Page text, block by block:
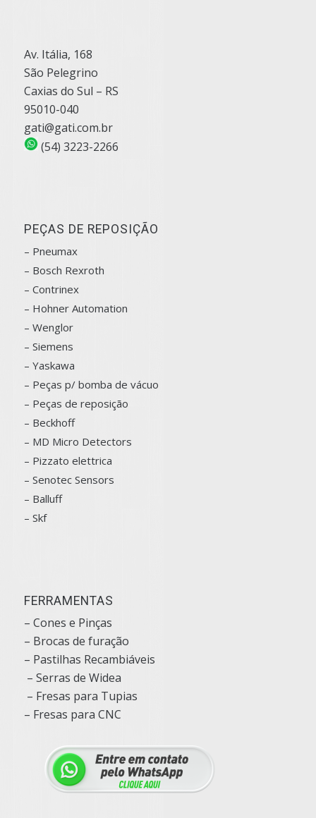
Av. Itália, 168
São Pelegrino
Caxias do Sul – RS
95010-040
gati@gati.com.br
(54) 3223-2266
PEÇAS DE REPOSIÇÃO
– Pneumax
– Bosch Rexroth
– Contrinex
– Hohner Automation
– Wenglor
– Siemens
– Yaskawa
– Peças p/ bomba de vácuo
– Peças de reposição
– Beckhoff
– MD Micro Detectors
– Pizzato elettrica
– Senotec Sensors
– Balluff
– Skf
FERRAMENTAS
– Cones e Pinças
– Brocas de furação
– Pastilhas Recambiáveis
– Serras de Widea
– Fresas para Tupias
– Fresas para CNC